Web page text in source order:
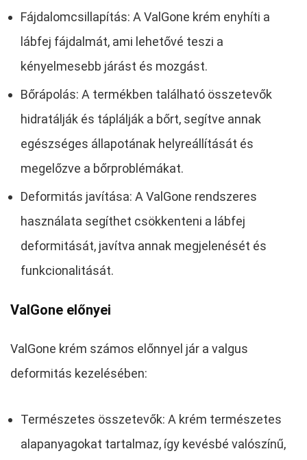
Fájdalomcsillapítás: A ValGone krém enyhíti a
lábfej fájdalmát, ami lehetővé teszi a
kényelmesebb járást és mozgást.
Bőrápolás: A termékben található összetevők
hidratálják és táplálják a bőrt, segítve annak
egészséges állapotának helyreállítását és
megelőzve a bőrproblémákat.
Deformitás javítása: A ValGone rendszeres
használata segíthet csökkenteni a lábfej
deformitását, javítva annak megjelenését és
funkcionalitását.
ValGone előnyei
ValGone krém számos előnnyel jár a valgus
deformitás kezelésében:
Természetes összetevők: A krém természetes
alapanyagokat tartalmaz, így kevésbé valószínű,